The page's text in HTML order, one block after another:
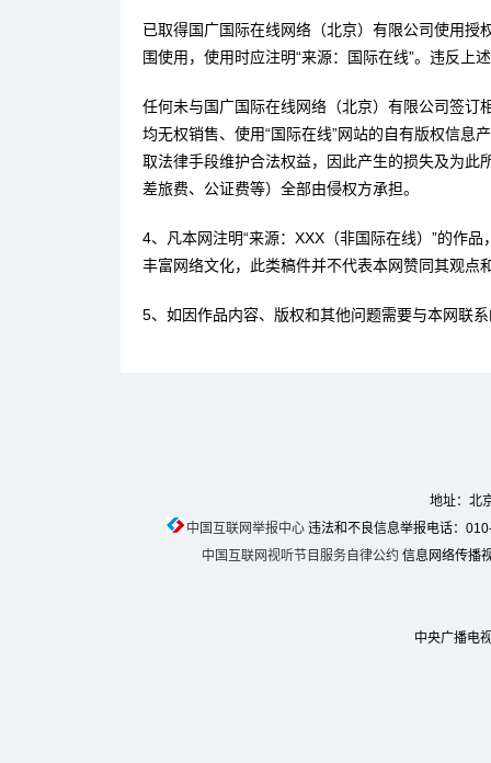
已取得国广国际在线网络（北京）有限公司使用
围使用，使用时应注明“来源：国际在线”。违反上
任何未与国广国际在线网络（北京）有限公司签订
均无权销售、使用“国际在线”网站的自有版权信息
取法律手段维护合法权益，因此产生的损失及为此
差旅费、公证费等）全部由侵权方承担。
4、凡本网注明“来源：XXX（非国际在线）”的作
丰富网络文化，此类稿件并不代表本网赞同其观点
5、如因作品内容、版权和其他问题需要与本网联
地址：北
中国互联网举报中心违法和不良信息举报电话：
中国互联网视听节目服务自律公约 信息网络传播
中央广播电